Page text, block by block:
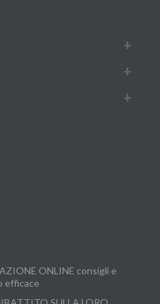
ONLINE consigli e
efficace